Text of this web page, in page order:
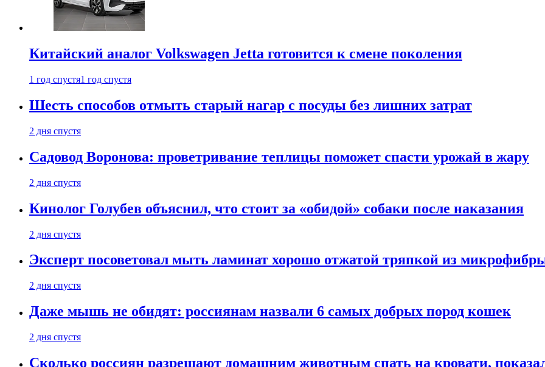
Китайский аналог Volkswagen Jetta готовится к смене поколения
1 год спустя1 год спустя
Шесть способов отмыть старый нагар с посуды без лишних затрат
2 дня спустя
Садовод Воронова: проветривание теплицы поможет спасти урожай в жару
2 дня спустя
Кинолог Голубев объяснил, что стоит за «обидой» собаки после наказания
2 дня спустя
Эксперт посоветовал мыть ламинат хорошо отжатой тряпкой из
2 дня спустя
Даже мышь не обидят: россиянам назвали 6 самых добрых пород кошек
2 дня спустя
Сколько россиян разрешают домашним животным спать на кровати,